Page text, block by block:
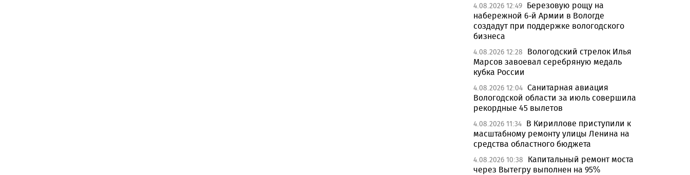
4.08.2026 12:49 Березовую рощу на
набережной 6-й Армии в Вологде
создадут при поддержке вологодского
бизнеса
4.08.2026 12:28
Вологодский стрелок Илья
Марсов завоевал серебряную медаль
кубка России
4.08.2026 12:04 Санитарная авиация
Вологодской области за июль совершила
рекордные 45 вылетов
4.08.2026 11:34 В Кириллове приступили к
масштабному ремонту улицы Ленина на
средства областного бюджета
4.08.2026 10:38
Капитальный ремонт моста
через Вытегру выполнен на 95%